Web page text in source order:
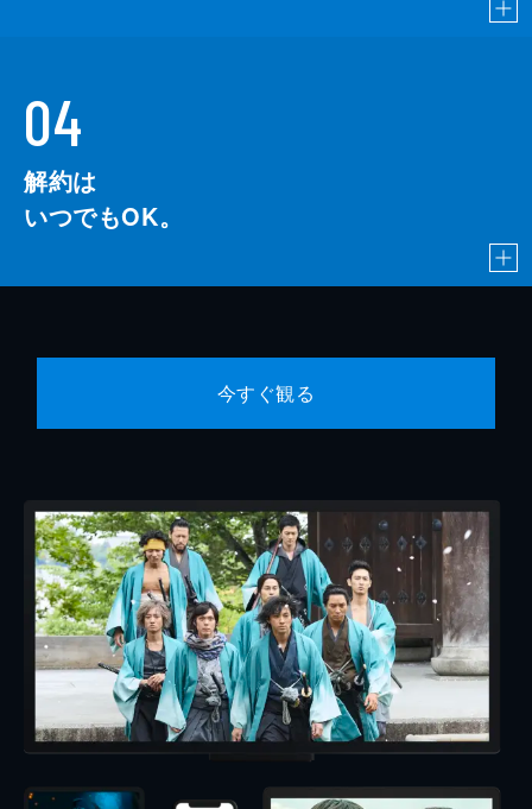
04
解約は
いつでもOK。
今すぐ観る